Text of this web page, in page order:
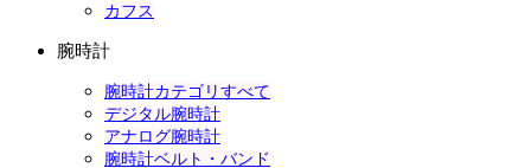
カフス
腕時計
腕時計カテゴリすべて
デジタル腕時計
アナログ腕時計
腕時計ベルト・バンド